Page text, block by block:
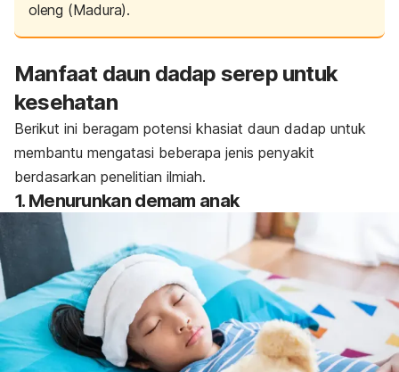
oleng (Madura).
Manfaat daun dadap serep untuk
kesehatan
Berikut ini beragam potensi khasiat daun dadap untuk
membantu mengatasi beberapa jenis penyakit
berdasarkan penelitian ilmiah.
1. Menurunkan demam anak